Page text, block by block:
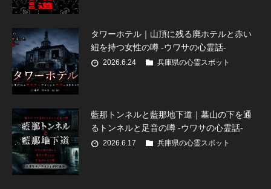
タワーホテル｜山頂に残る廃ホテルと赤い
紐を持つ女性の噂 -ウワサの心霊話-
2026.6.24 兵庫県の心霊スポット
藍那トンネルと藍那地下道｜墓山の下を通
るトンネルと足音の噂 -ウワサの心霊話-
2026.6.17 兵庫県の心霊スポット